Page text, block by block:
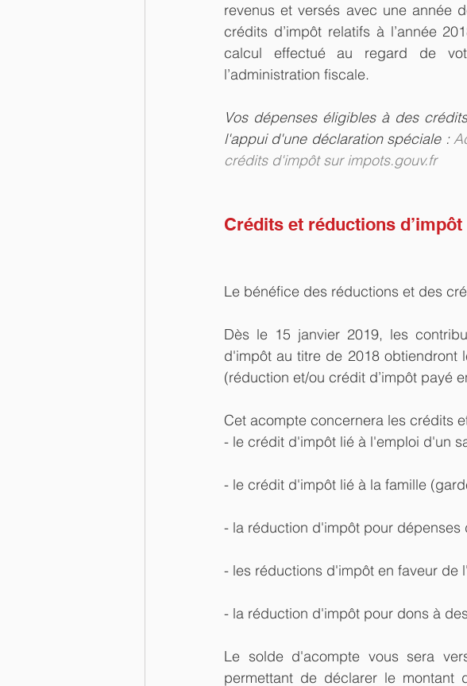
revenus et versés avec une année
crédits d’impôt relatifs à l’année
calcul effectué au regard de
l’administration fiscale.
Vos dépenses éligibles à des
l'appui d'une déclaration spéciale :​
crédits d'impôt sur impots.gouv.fr
Crédits et réductions
Le bénéfice des réductions et des
Dès le 15 janvier 2019, les
d'impôt au titre de 2018 obtiendront
(réduction et/ou crédit d’impôt payé
Cet acompte concernera les crédits
- le crédit d'impôt lié à l'emploi d'un
- le crédit d'impôt lié à la famille
- la réduction d'impôt pour dépenses
- les réductions d'impôt en faveur de
- la réduction d'impôt pour dons à
Le solde d'acompte vous sera
permettant de déclarer le montant